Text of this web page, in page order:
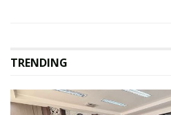
TRENDING